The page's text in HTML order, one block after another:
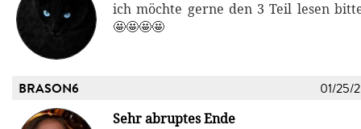
ich möchte gerne den 3 Teil lesen
🤩🤩🤩🤩
BRASON6 01/25/
Sehr abruptes Ende